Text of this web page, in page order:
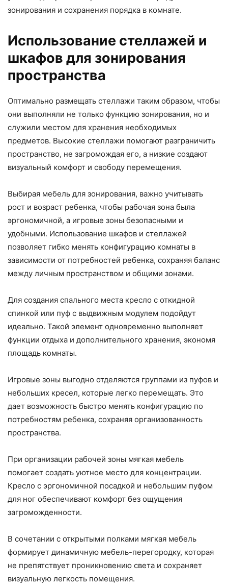
зонирования и сохранения порядка в комнате.
Использование стеллажей и
шкафов для зонирования
пространства
Оптимально размещать стеллажи таким образом, чтобы
они выполняли не только функцию зонирования, но и
служили местом для хранения необходимых
предметов. Высокие стеллажи помогают разграничить
пространство, не загромождая его, а низкие создают
визуальный комфорт и свободу перемещения.
Выбирая мебель для зонирования, важно учитывать
рост и возраст ребенка, чтобы рабочая зона была
эргономичной, а игровые зоны безопасными и
удобными. Использование шкафов и стеллажей
позволяет гибко менять конфигурацию комнаты в
зависимости от потребностей ребенка, сохраняя баланс
между личным пространством и общими зонами.
Для создания спального места кресло с откидной
спинкой или пуф с выдвижным модулем подойдут
идеально. Такой элемент одновременно выполняет
функции отдыха и дополнительного хранения, экономя
площадь комнаты.
Игровые зоны выгодно отделяются группами из пуфов и
небольших кресел, которые легко перемещать. Это
дает возможность быстро менять конфигурацию по
потребностям ребенка, сохраняя организованность
пространства.
При организации рабочей зоны мягкая мебель
помогает создать уютное место для концентрации.
Кресло с эргономичной посадкой и небольшим пуфом
для ног обеспечивают комфорт без ощущения
загроможденности.
В сочетании с открытыми полками мягкая мебель
формирует динамичную мебель-перегородку, которая
не препятствует проникновению света и сохраняет
визуальную легкость помещения.